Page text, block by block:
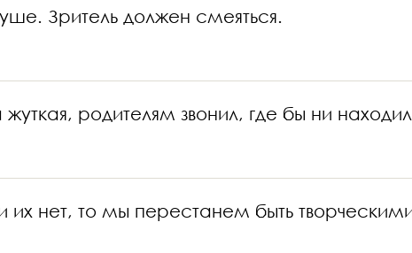
Зритель должен смеяться.
родителям звонил, где бы ни
их нет, то мы перестанем быть